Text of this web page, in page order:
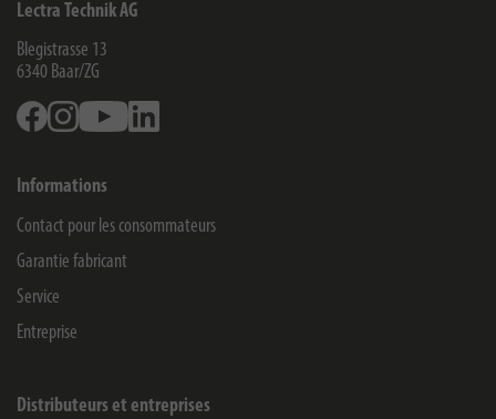
Lectra Technik AG
Blegistrasse 13
6340 Baar/ZG
FacebookInstagramYoutube
Informations
Contact pour les consommateurs
Garantie fabricant
Service
Entreprise
Distributeurs et entreprises